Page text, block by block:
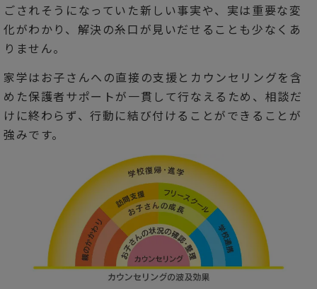
ごされそうになっていた新しい事実や、実は重要な変
化がわかり、解決の糸口が見いだせることも少なくあ
りません。
家学はお子さんへの直接の支援とカウンセリングを含
めた保護者サポートが一貫して行なえるため、相談だ
けに終わらず、行動に結び付けることができることが
強みです。